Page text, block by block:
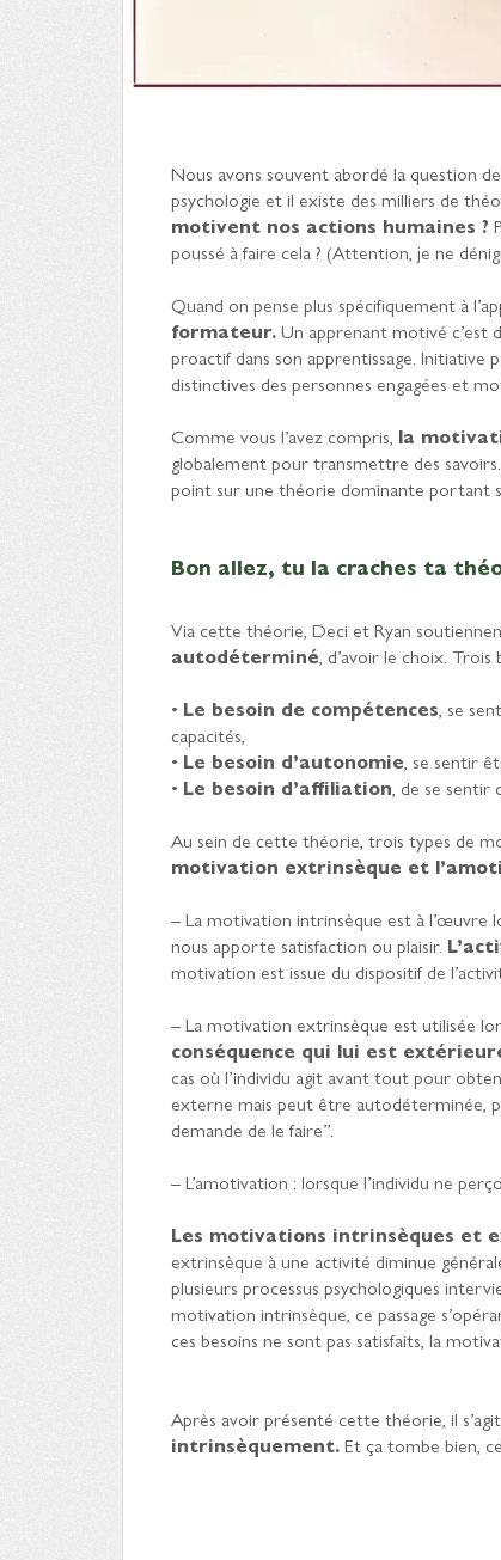
Nous avons souvent abordé la question
psychologie et il existe des milliers de
motivent nos actions humaines ?
poussé à faire cela ? (Attention, je ne
Quand on pense plus spécifiquement à
formateur.Un apprenant motivé c’est
proactif dans son apprentissage. Initiative
distinctives des personnes engagées et
Comme vous l’avez compris, la
globalement pour transmettre des
point sur une théorie dominante portant
Bon allez, tu la craches ta
Via cette théorie, Deci et Ryan
autodéterminé, d’avoir le choix.
• Le besoin de compétences, se
capacités,
• Le besoin d’autonomie, se sentir
• Le besoin d’affiliation, de se sentir
Au sein de cette théorie, trois types de
motivation extrinsèque et
– La motivation intrinsèque est à l’œuvre
nous apporte satisfaction ou plaisir.
motivation est issue du dispositif de
– La motivation extrinsèque est utilisée
conséquence qui lui est
cas où l’individu agit avant tout pour
externe mais peut être autodéterminée,
demande de le faire”.
– L’amotivation : lorsque l’individu ne
Les motivations intrinsèques et
extrinsèque à une activité diminue
plusieurs processus psychologiques
motivation intrinsèque, ce passage
ces besoins ne sont pas satisfaits, la
Après avoir présenté cette théorie, il s’agit
intrinsèquement.Et ça tombe bien,